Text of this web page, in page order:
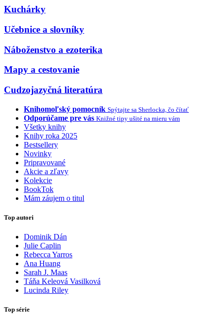
Kuchárky
Učebnice a slovníky
Náboženstvo a ezoterika
Mapy a cestovanie
Cudzojazyčná literatúra
Knihomoľský pomocník Spýtajte sa Sherlocka, čo čítať
Odporúčame pre vás Knižné tipy ušité na mieru vám
Všetky knihy
Knihy roka 2025
Bestsellery
Novinky
Pripravované
Akcie a zľavy
Kolekcie
BookTok
Mám záujem o titul
Top autori
Dominik Dán
Julie Caplin
Rebecca Yarros
Ana Huang
Sarah J. Maas
Táňa Keleová Vasilková
Lucinda Riley
Top série